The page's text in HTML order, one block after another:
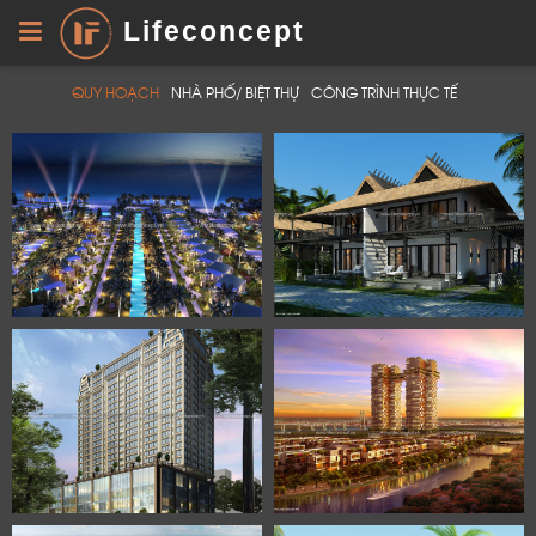
Lifeconcept
QUY HOẠCH NHÀ PHỐ/ BIỆT THỰ CÔNG TRÌNH THỰC TẾ
THE VOGUE RESORT
KHU NGHỈ DƯỠNG 5 SAO
SON TRA RESORT
LỜI CẢM ƠN
LIFECONCEPT